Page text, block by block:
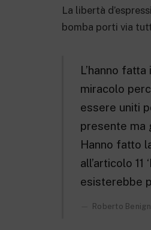
La libertà
bomba porti via
L’hanno
miracolo
essere uniti
presente ma
Hanno fatto
all’articolo
esisterebbe
Roberto